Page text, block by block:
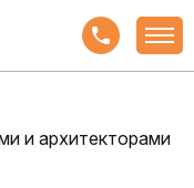
и архитекторами